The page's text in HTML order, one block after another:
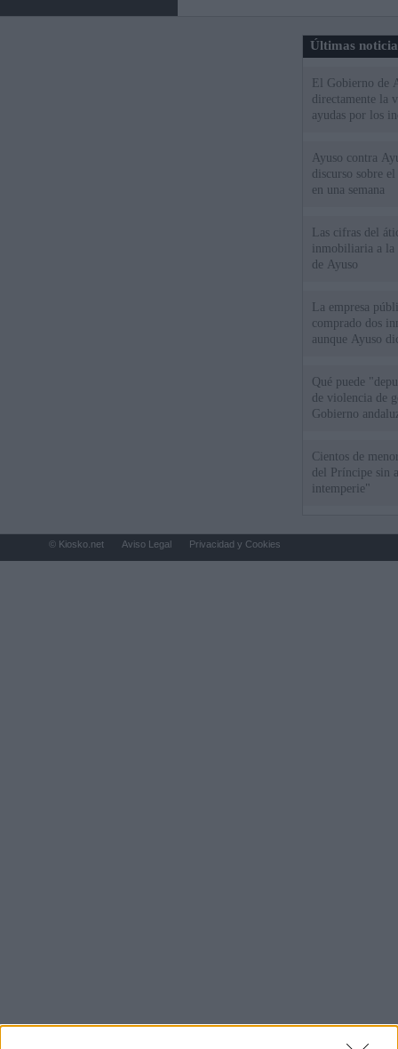
Últimas
El Gobierno de
directamente la
ayudas por los
Ayuso contra
discurso sobre
en una semana
Las cifras del
inmobiliaria a la
de Ayuso
La empresa
comprado dos
aunque Ayuso
Qué puede
de violencia de
Gobierno
Cientos de
del Príncipe sin
intemperie"
© Kiosko.net Aviso Legal Privacidad y Cookies